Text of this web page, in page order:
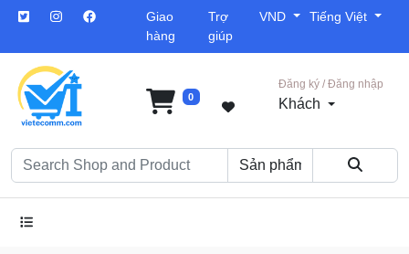
Giao
hàng
Trợ
giúp
VND Tiếng Việt
0
Đăng ký / Đăng nhập
Khách